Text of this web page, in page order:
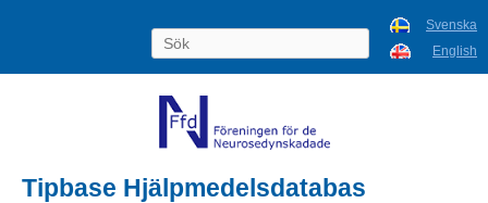
Svenska
English
Tipbase Hjälpmedelsdatabas